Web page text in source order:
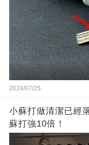
2024/07/25
小蘇打做清潔已經
蘇打強10倍！